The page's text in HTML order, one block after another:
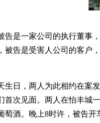
告是一家公司的执行董事
被告是受害人公司的客户
生日，两人为此相约在案
首次见面。两人在怡丰城
萄酒。晚上8时许，被告开